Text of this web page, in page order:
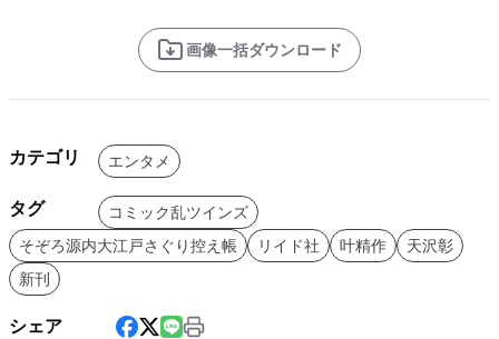
画像一括ダウンロード
カテゴリ エンタメ
タグ
コミック乱ツインズ
そぞろ源内大江戸さぐり控え帳
リイド社 叶精作
天沢彰
新刊
シェア